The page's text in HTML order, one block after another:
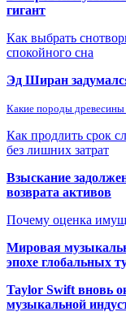
гигант
Как выбрать
спокойного сна
Эд Ширан
Какие породы
Как продлить срок
без лишних затрат
Взыскание
возврата активов
Почему оценка
Мировая
эпохе глобальных
Taylor Swift вновь
музыкальной